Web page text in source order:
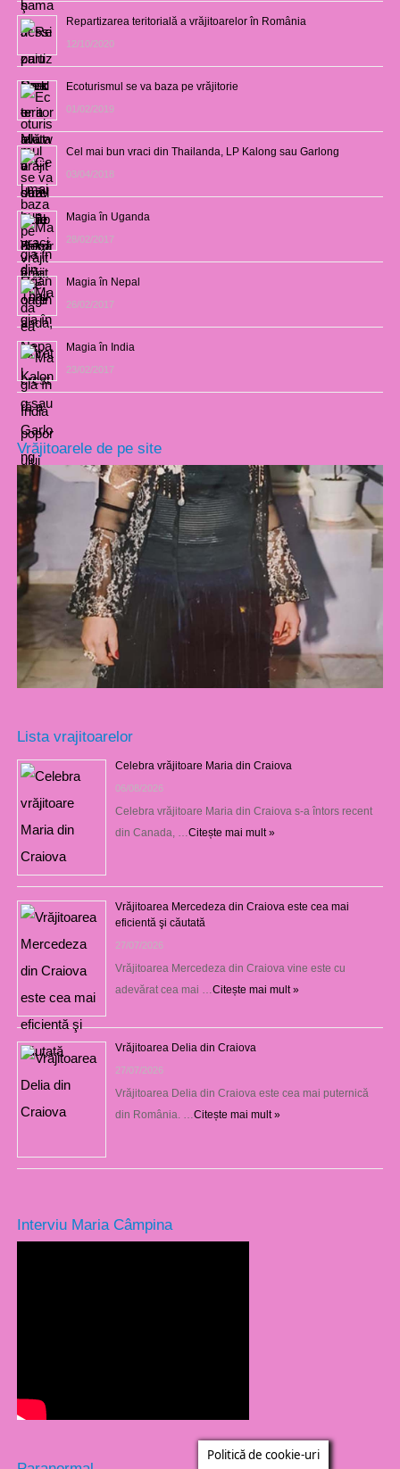
Repartizarea teritorială a vrăjitoarelor în România
12/10/2020
Ecoturismul se va baza pe vrăjitorie
01/02/2019
Cel mai bun vraci din Thailanda, LP Kalong sau Garlong
03/04/2018
Magia în Uganda
28/02/2017
Magia în Nepal
26/02/2017
Magia în India
23/02/2017
Vrăjitoarele de pe site
Lista vrajitoarelor
Celebra vrăjitoare Maria din Craiova
06/08/2026
Celebra vrăjitoare Maria din Craiova s-a întors recent
din Canada, …Citește mai mult »
Vrăjitoarea Mercedeza din Craiova este cea mai
eficientă şi căutată
27/07/2026
Vrăjitoarea Mercedeza din Craiova vine este cu
adevărat cea mai …Citește mai mult »
Vrăjitoarea Delia din Craiova
27/07/2026
Vrăjitoarea Delia din Craiova este cea mai puternică
din România. …Citește mai mult »
Interviu Maria Câmpina
Politică de cookie-uri